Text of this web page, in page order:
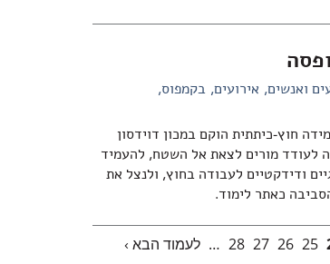
ואנשים אירועים בקמפוס
חוץ-כיתתית הוקם במכון דוידסון
לעודד מורים לצאת אל השטח, להעמיד
ודידקטיים לעבודה בחוץ, ולנצל את
כאתר לימוד.
25
26
27
28
… לעמוד הבא ›